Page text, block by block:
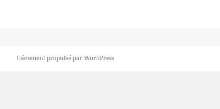
Fièrement propulsé par WordPress